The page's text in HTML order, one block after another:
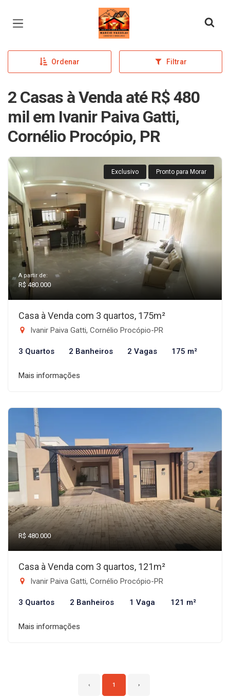
Página inicial
Ordenar Filtrar
2 Casas à Venda até R$ 480
mil em Ivanir Paiva Gatti,
Cornélio Procópio, PR
Exclusivo Pronto para Morar
A partir de:
R$ 480.000
Casa à Venda com 3 quartos, 175m²
Ivanir Paiva Gatti, Cornélio Procópio-PR
3 Quartos 2 Banheiros 2 Vagas 175 m²
Mais informações
R$ 480.000
Casa à Venda com 3 quartos, 121m²
Ivanir Paiva Gatti, Cornélio Procópio-PR
3 Quartos 2 Banheiros 1 Vaga 121 m²
Mais informações
‹ 1 ›